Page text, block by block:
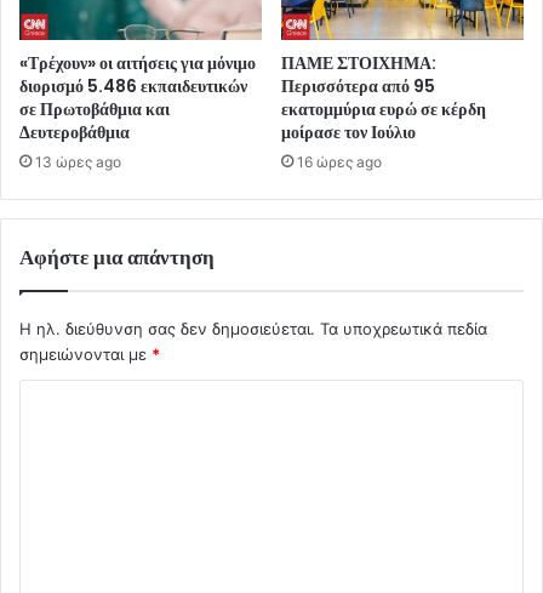
«Τρέχουν» οι αιτήσεις για μόνιμο
διορισμό 5.486 εκπαιδευτικών
σε Πρωτοβάθμια και
Δευτεροβάθμια
13 ώρες ago
ΠΑΜΕ ΣΤΟΙΧΗΜΑ:
Περισσότερα από 95
εκατομμύρια ευρώ σε κέρδη
μοίρασε τον Ιούλιο
16 ώρες ago
Αφήστε μια απάντηση
Η ηλ. διεύθυνση σας δεν δημοσιεύεται. Τα υποχρεωτικά πεδία
σημειώνονται με *